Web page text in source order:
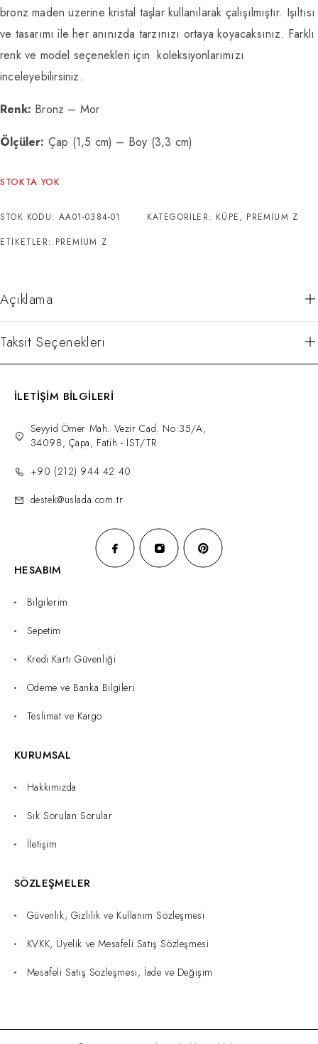
bronz maden üzerine kristal taşlar kullanılarak çalışılmıştır. Işıltısı
ve tasarımı ile her anınızda tarzınızı ortaya koyacaksınız. Farklı
renk ve model seçenekleri için koleksiyonlarımızı
inceleyebilirsiniz.
Renk: Bronz – Mor
Ölçüler: Çap (1,5 cm) – Boy (3,3 cm)
STOKTA YOK
STOK KODU:AA01-0384-01 KATEGORILER: KÜPE, PREMIUM Z
ETIKETLER: PREMIUM Z
Açıklama
Taksit Seçenekleri
İLETİŞİM BİLGİLERİ
Seyyid Ömer Mah. Vezir Cad. No:35/A,
34098, Çapa, Fatih - İST/TR
+90 (212) 944 42 40
destek@uslada.com.tr
HESABIM
Bilgilerim
Sepetim
Kredi Kartı Güvenliği
Ödeme ve Banka Bilgileri
Teslimat ve Kargo
KURUMSAL
Hakkımızda
Sık Sorulan Sorular
İletişim
SÖZLEŞMELER
Güvenlik, Gizlilik ve Kullanım Sözleşmesi
KVKK, Üyelik ve Mesafeli Satış Sözleşmesi
Mesafeli Satış Sözleşmesi, İade ve Değişim